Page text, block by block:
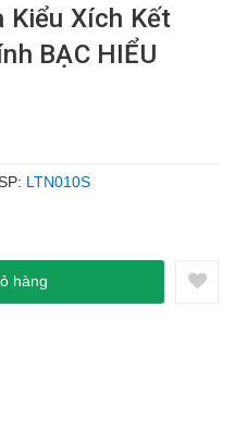
Kiểu Xích Kết
BẠC HIỂU
LTN010S
hàng